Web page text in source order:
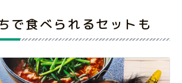
で食べられるセットも